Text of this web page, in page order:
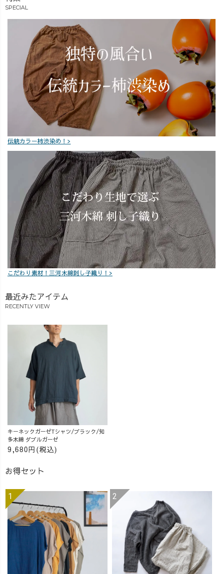
客様の想いに寄
り添いながら、1
着ずつおつくり
しています。 気
になる方は、ぜ
ひ店頭でご相談
くださいね＾＾
#オーダーメ
イド #UZUiRO
✨ サイズは男女
兼用◎ 気になる
方はお早めに！
#UZUiRO #
大人カジュアル
ウェア #一点も
の #夫婦コーデ
度こそゲットし
たい！」 そんな
あなたはお早め
にどうぞ！
#UZUiRO #メン
ズコーデ #ユニ
セックスファッ
ション #限定シ
リーズ #藍染
SPECIAL
伝統カラー柿渋染め！>
こだわり素材！三河木綿刺し子織り！>
最近みたアイテム
RECENTLY VIEW
キーネックガーゼTシャツ/ブラック/知
多木綿 ダブルガーゼ
9,680円(税込)
お得セット